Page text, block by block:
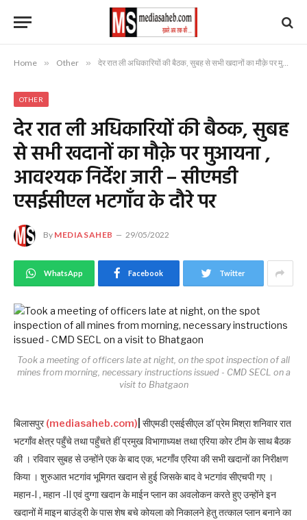
Home » Other » देर रात ली अधिकारियों की बैठक, सुबह से सभी खदानों का मौक़े पर मुआयना , आवश्यक निर्देश जारी – सीएमडी एसईसीएल भटगाँव के दौरे पर
OTHER
देर रात ली अधिकारियों की बैठक, सुबह
से सभी खदानों का मौक़े पर मुआयना ,
आवश्यक निर्देश जारी – सीएमडी
एसईसीएल भटगाँव के दौरे पर
By MEDIASAHEB 29/05/2022
WhatsApp Facebook Twitter
Took a meeting of officers late at night, on the spot inspection of all
mines from morning, necessary instructions issued - CMD SECL on a
visit to Bhatgaon
बिलासपुर(mediasaheb.com) सीएमडी एसईसीएल डॉ प्रेम मिश्रा शनिवार रात
भटगाँव क्षेत्र पहुँचे तथा पहुँचते हीं प्रमुख विभागाध्यक्ष तथा एरिया कोर टीम के साथ बैठक
की । रविवार सुबह से उन्होंने एक के बाद एक, भटगाँव एरिया की सभी खदानों का निरीक्षण
किया । शुरुआत भटगांव भूमिगत खदान से हुई जिसके बाद वे भटगांव सीएचपी गए ।
महान-I , महान -II एवं दुग्गा खदान के माईन प्लान का अवलोकन करते हुए उन्होंने इन
खदानों में माइन बाउंड्री के पास शेष बचे कोयला को निकालने हेतु तत्काल प्लान बनाने का